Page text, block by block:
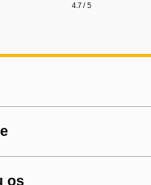
4.7 / 5
os